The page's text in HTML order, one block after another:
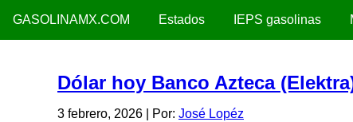
GASOLINAMX.COM Estados IEPS gasolinas
Dólar hoy Banco Azteca
3 febrero, 2026 | Por: José Lopéz